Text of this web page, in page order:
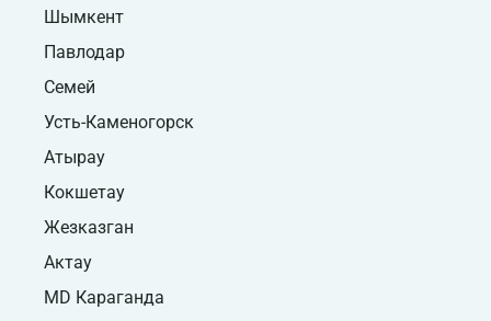
Шымкент
Павлодар
Семей
Усть-Каменогорск
Атырау
Кокшетау
Жезказган
Актау
MD Караганда